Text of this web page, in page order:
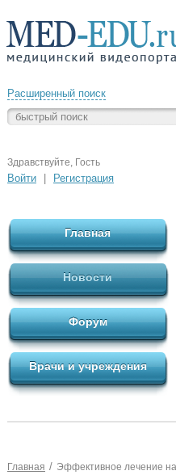
Расширенный поиск
Здравствуйте, Гость
Войти Регистрация
Главная
Новости
Форум
Врачи и учреждения
Главная / Эффективное лечение